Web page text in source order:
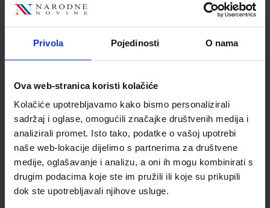
Privola Pojedinosti O nama
Ova web-stranica koristi kolačiće
Kolačiće upotrebljavamo kako bismo personalizirali
sadržaj i oglase, omogućili značajke društvenih medija i
analizirali promet. Isto tako, podatke o vašoj upotrebi
naše web-lokacije dijelimo s partnerima za društvene
medije, oglašavanje i analizu, a oni ih mogu kombinirati s
drugim podacima koje ste im pružili ili koje su prikupili
dok ste upotrebljavali njihove usluge.
Autor
Roginić Soldić Frleta Mesić
Škorić Kesar Vlahov
Školski razred
10 1.RAZRED SŠ
Vrsta školske knjige
Vrsta škole
3 STRUKOVNA
Reg br min
8273